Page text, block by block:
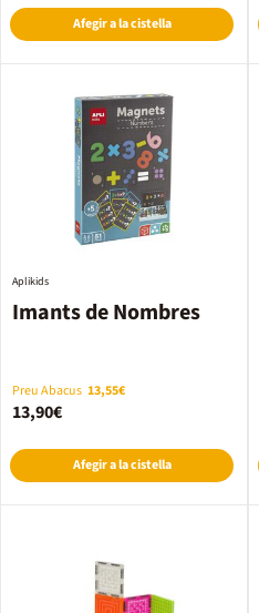
Afegir a la cistella
Imants de Nombres
Aplikids
Preu Abacus 13,55€
13,90€
Afegir a la cistella